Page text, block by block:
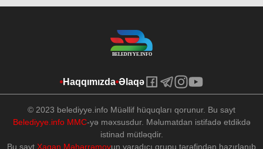
Haqqımızda Əlaqə
© 2023 belediyye.info Müəllif hüquqları qorunur. Bu sayt
Belediyye.info MMC-yə məxsusdur. Məlumatdan istifadə etdikdə
istinad mütləqdir.
Bu sayt Xaqan Məhərrəmovun yaradıcı qrupu tərəfindən hazırlanıb